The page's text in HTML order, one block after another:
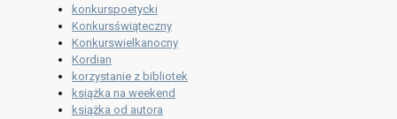
konkurspoetycki
Konkursświąteczny
Konkurswielkanocny
Kordian
korzystanie z bibliotek
książka na weekend
książka od autora